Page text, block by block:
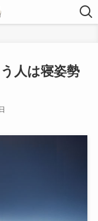
人は寝姿勢